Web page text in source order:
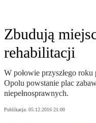
Zbudują
rehabilitacji
W połowie przyszłego
Opolu powstanie plac
niepełnosprawnych.
Publikacja: 05.12.2016 21:00